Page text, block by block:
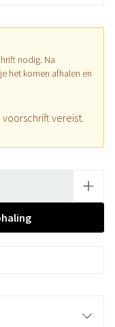
nodig. Na
het komen afhalen en
vereist.